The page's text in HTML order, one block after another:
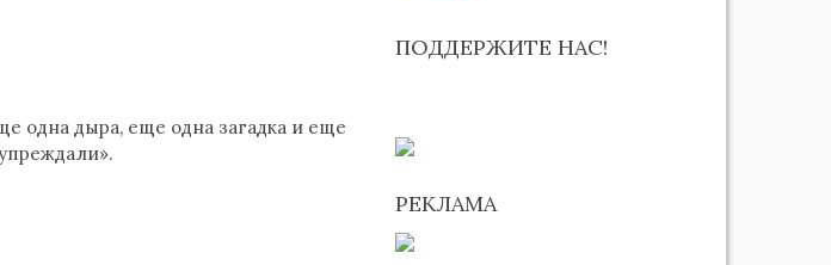
одна дыра, еще одна загадка и еще
ПОДДЕРЖИТЕ НАС!
РЕКЛАМА